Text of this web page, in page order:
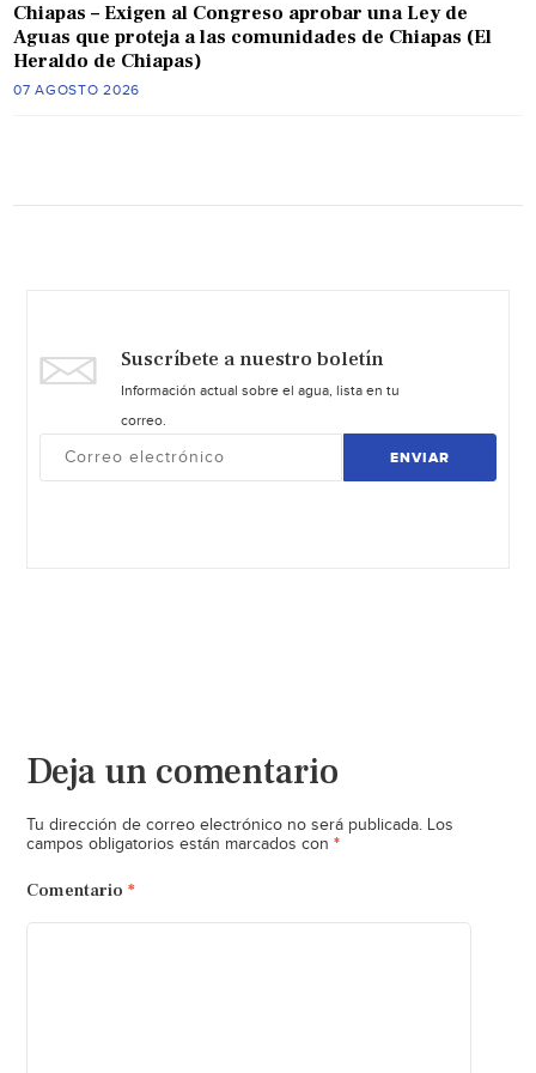
Chiapas – Exigen al Congreso aprobar una Ley de
Aguas que proteja a las comunidades de Chiapas (El
Heraldo de Chiapas)
07 AGOSTO 2026
Suscríbete a nuestro boletín
Información actual sobre el agua, lista en tu
correo.
ENVIAR
Deja un comentario
Tu dirección de correo electrónico no será publicada. Los
campos obligatorios están marcados con *
Comentario *